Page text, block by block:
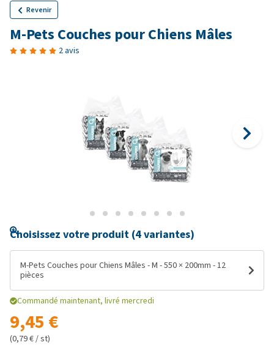
Revenir
M-Pets Couches pour Chiens Mâles
2 avis
Choisissez votre produit (4 variantes)
M-Pets Couches pour Chiens Mâles - M - 550 × 200mm - 12
pièces
Commandé maintenant, livré mercredi
9,45 €
(0,79 € / st)